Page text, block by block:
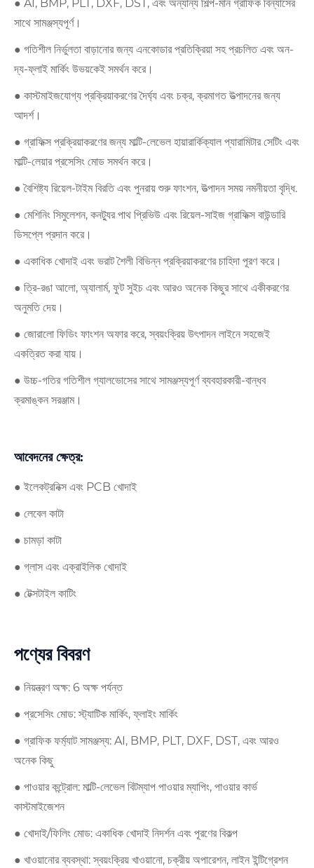
● AI, BMP, PLT, DXF, DST, এবং অন্যান্য শিল্প-মান গ্রাফিক বিন্যাসের
সাথে সামঞ্জস্যপূর্ণ।
● গতিশীল নির্ভুলতা বাড়ানোর জন্য এনকোডার প্রতিক্রিয়া সহ প্রচলিত এবং অন-
দ্য-ফ্লাই মার্কিং উভয়কেই সমর্থন করে।
● কাস্টমাইজযোগ্য প্রক্রিয়াকরণের দৈর্ঘ্য এবং চক্র, ক্রমাগত উত্পাদনের জন্য
আদর্শ।
● গ্রাফিক্স প্রক্রিয়াকরণের জন্য মাল্টি-লেভেল হায়ারার্কিক্যাল প্যারামিটার সেটিং এবং
মাল্টি-লেয়ার প্রসেসিং মোড সমর্থন করে।
● বৈশিষ্ট্য রিয়েল-টাইম বিরতি এবং পুনরায় শুরু ফাংশন, উত্পাদন সময় নমনীয়তা বৃদ্ধি.
● মেশিনিং সিমুলেশন, কনট্যুর পাথ প্রিভিউ এবং রিয়েল-সাইজ গ্রাফিক্স বাউন্ডারি
ডিসপ্লে প্রদান করে।
● একাধিক খোদাই এবং ভরাট শৈলী বিভিন্ন প্রক্রিয়াকরণের চাহিদা পূরণ করে।
● ত্রি-রঙা আলো, অ্যালার্ম, ফুট সুইচ এবং আরও অনেক কিছুর সাথে একীকরণের
অনুমতি দেয়।
● জোরালো ফিডিং ফাংশন অফার করে, স্বয়ংক্রিয় উৎপাদন লাইনে সহজেই
একত্রিত করা যায়।
● উচ্চ-গতির গতিশীল গ্যালভোসের সাথে সামঞ্জস্যপূর্ণ ব্যবহারকারী-বান্ধব
ক্রমাঙ্কন সরঞ্জাম।
আবেদনের ক্ষেত্র:
● ইলেকট্রনিক্স এবং PCB খোদাই
● লেবেল কাটা
● চামড়া কাটা
● গ্লাস এবং এক্রাইলিক খোদাই
● টেক্সটাইল কাটিং
পণ্যের বিবরণ
● নিয়ন্ত্রণ অক্ষ: 6 অক্ষ পর্যন্ত
● প্রসেসিং মোড: স্ট্যাটিক মার্কিং, ফ্লাইং মার্কিং
● গ্রাফিক ফর্ম্যাট সামঞ্জস্য: AI, BMP, PLT, DXF, DST, এবং আরও
অনেক কিছু
● পাওয়ার কন্ট্রোল: মাল্টি-লেভেল বিটম্যাপ পাওয়ার ম্যাপিং, পাওয়ার কার্ভ
কাস্টমাইজেশন
● খোদাই/ফিলিং মোড: একাধিক খোদাই নিদর্শন এবং পূরণের বিকল্প
● খাওয়ানোর ব্যবস্থা: স্বয়ংক্রিয় খাওয়ানো, চক্রীয় অপারেশন, লাইন ইন্টিগ্রেশন